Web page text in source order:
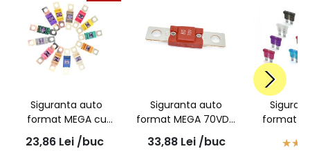
Siguranta auto
format MEGA cu
surub tip OBFMG
23,86 Lei /buc
Siguranta auto
format MEGA 70VDC
cu surub tip OMGHV
33,88 Lei /buc
format